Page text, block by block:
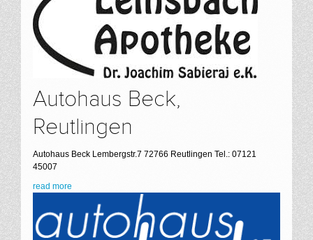
Autohaus Beck,
Reutlingen
Autohaus Beck Lembergstr.7 72766 Reutlingen Tel.: 07121
45007
read more